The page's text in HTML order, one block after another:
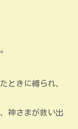
ときに縛られ、
神さまが救い出